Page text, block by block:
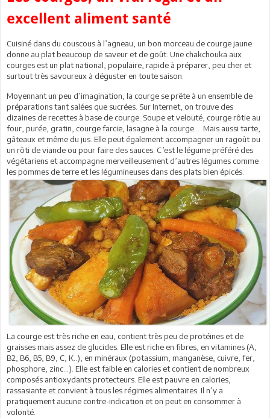
excellent aliment santé
Cuisiné dans du couscous à l’agneau, un bon morceau de courge jaune
donne au plat beaucoup de saveur et de goût. Une chakchouka aux
courges est un plat national, populaire, rapide à préparer, peu cher et
surtout très savoureux à déguster en toute saison.
Moyennant un peu d’imagination, la courge se prête à un ensemble de
préparations tant salées que sucrées. Sur Internet, on trouve des
dizaines de recettes à base de courge. Soupe et velouté, courge rôtie au
four, purée, gratin, courge farcie, lasagne à la courge… Mais aussi tarte,
gâteaux et même du jus. Elle peut également accompagner un ragoût ou
un rôti de viande ou pour faire des sauces. C’est le légume préféré des
végétariens et accompagne merveilleusement d’autres légumes comme
les pommes de terre et les légumineuses dans des plats bien épicés.
La courge est très riche en eau, contient très peu de protéines et de
graisses mais assez de glucides. Elle est riche en fibres, en vitamines (A,
B2, B6, B5, B9, C, K..), en minéraux (potassium, manganèse, cuivre, fer,
phosphore, zinc…). Elle est faible en calories et contient de nombreux
composés antioxydants protecteurs. Elle est pauvre en calories,
rassasiante et convient à tous les régimes alimentaires. Il n’y a
pratiquement aucune contre-indication et on peut en consommer à
volonté.